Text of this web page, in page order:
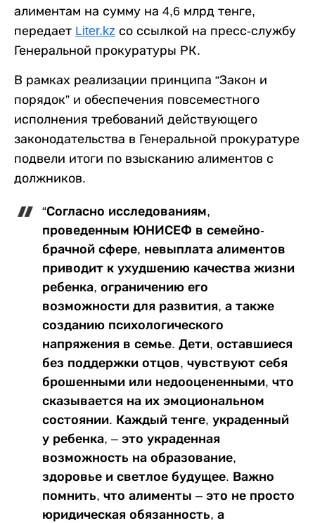
алиментам на сумму на 4,6 млрд тенге,
передает Liter.kz со ссылкой на пресс-службу
Генеральной прокуратуры РК.
В рамках реализации принципа “Закон и
порядок” и обеспечения повсеместного
исполнения требований действующего
законодательства в Генеральной прокуратуре
подвели итоги по взысканию алиментов с
должников.
“Согласно исследованиям,
проведенным ЮНИСЕФ в семейно-
брачной сфере, невыплата алиментов
приводит к ухудшению качества жизни
ребенка, ограничению его
возможности для развития, а также
созданию психологического
напряжения в семье. Дети, оставшиеся
без поддержки отцов, чувствуют себя
брошенными или недооцененными, что
сказывается на их эмоциональном
состоянии. Каждый тенге, украденный
у ребенка, – это украденная
возможность на образование,
здоровье и светлое будущее. Важно
помнить, что алименты – это не просто
юридическая обязанность, а